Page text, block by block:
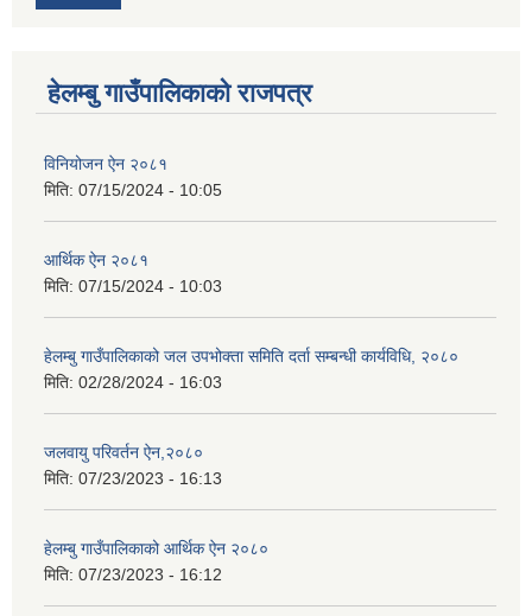
हेलम्बु गाउँपालिकाको राजपत्र
विनियोजन ऐन २०८१
मिति: 07/15/2024 - 10:05
आर्थिक ऐन २०८१
मिति: 07/15/2024 - 10:03
हेलम्बु गाउँपालिकाको जल उपभोक्ता समिति दर्ता सम्बन्धी कार्यविधि, २०८०
मिति: 02/28/2024 - 16:03
जलवायु परिवर्तन ऐन,२०८०
मिति: 07/23/2023 - 16:13
हेलम्बु गाउँपालिकाको आर्थिक ऐन २०८०
मिति: 07/23/2023 - 16:12